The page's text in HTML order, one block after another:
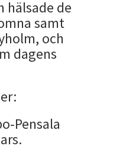
hälsade de
samt
och
dagens
Pensala